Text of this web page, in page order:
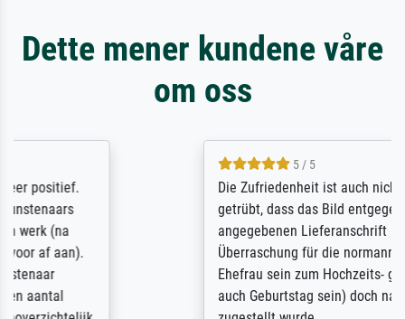
Dette mener kundene våre
om oss
Die Zufriedenheit ist auch nicht dadurch
getrübt, dass das Bild entgegen einer
angegebenen Lieferanschrift (sollte eine
Überraschung für die normannische
Ehefrau sein zum Hochzeits- gleichzeitig
auch Geburtstag sein) doch nach zu Hause